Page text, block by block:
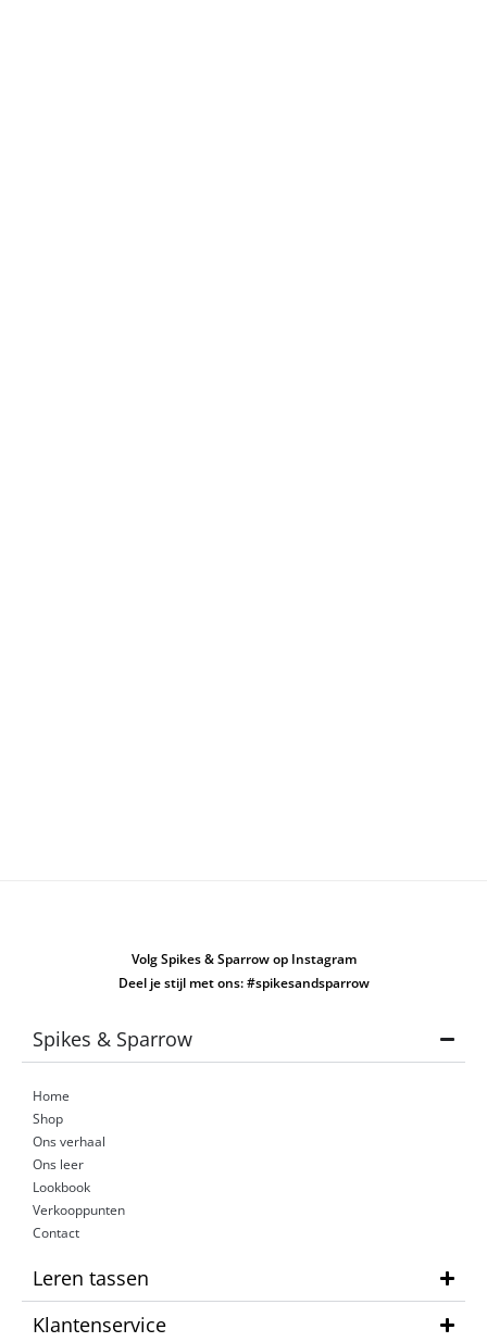
Volg Spikes & Sparrow op Instagram
Deel je stijl met ons: #spikesandsparrow
Spikes & Sparrow
Home
Shop
Ons verhaal
Ons leer
Lookbook
Verkooppunten
Contact
Leren tassen
Klantenservice